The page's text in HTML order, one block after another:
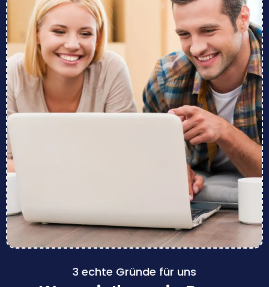
3 echte Gründe für uns